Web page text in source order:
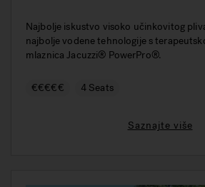
Najbolje iskustvo visoko učinkovitog
najbolje vodene tehnologije s
mlaznica Jacuzzi® PowerPro®.
€€€€€ 4 Seats
Saznajte više